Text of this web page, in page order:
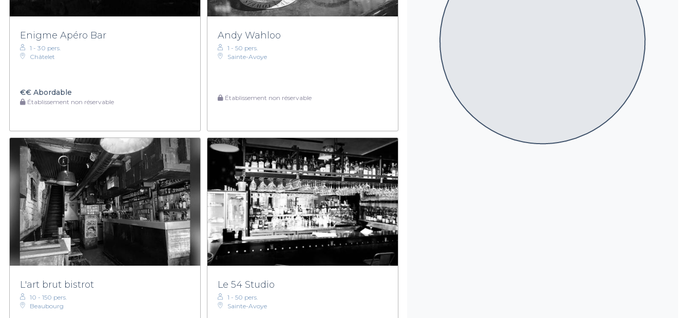
Enigme Apéro Bar
1 - 30 pers.
Châtelet
€€ Abordable
Établissement non réservable
Andy Wahloo
1 - 50 pers.
Sainte-Avoye
Établissement non réservable
L'art brut bistrot
10 - 150 pers.
Beaubourg
Le 54 Studio
1 - 50 pers.
Sainte-Avoye